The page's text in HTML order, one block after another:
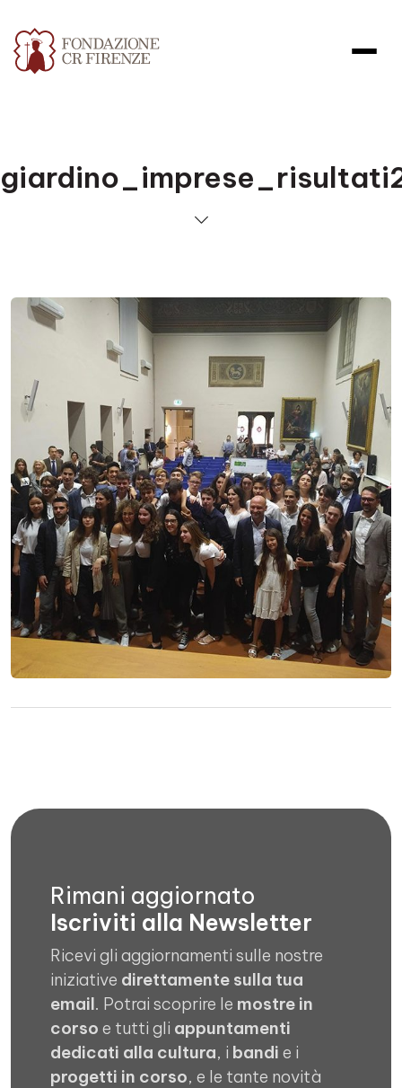
Rimani aggiornato
Iscriviti alla Newsletter
Ricevi gli aggiornamenti sulle nostre
iniziative direttamente sulla tua
email. Potrai scoprire le mostre in
corso e tutti gli appuntamenti
dedicati alla cultura, i bandi e i
progetti in corso, e le tante novità